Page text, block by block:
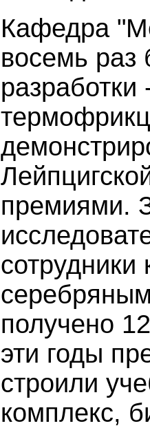
Кафедра
восемь
премиями.
получено
эти годы
строили
комплекс,